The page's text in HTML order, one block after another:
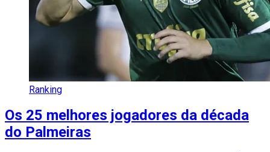
Ranking
Os 25 melhores jogadores da década
do Palmeiras